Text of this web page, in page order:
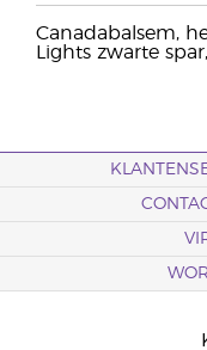
Canadabalsem,
Lights zwarte